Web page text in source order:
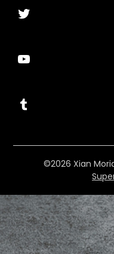
Twitter
YouTube
Tumblr
©2026 Xian